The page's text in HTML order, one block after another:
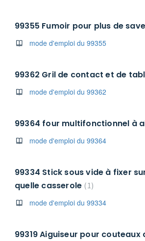
99355 Fumoir pour plus de
mode d'emploi du 99355
99362 Gril de contact et de
mode d'emploi du 99362
99364 four multifonctionnel à
mode d'emploi du 99364
99334 Stick sous vide à fixer
quelle casserole 1
mode d'emploi du 99334
99319 Aiguiseur pour couteaux